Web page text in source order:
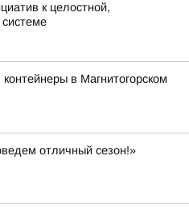
к целостной,
в Магнитогорском
отличный сезон!»